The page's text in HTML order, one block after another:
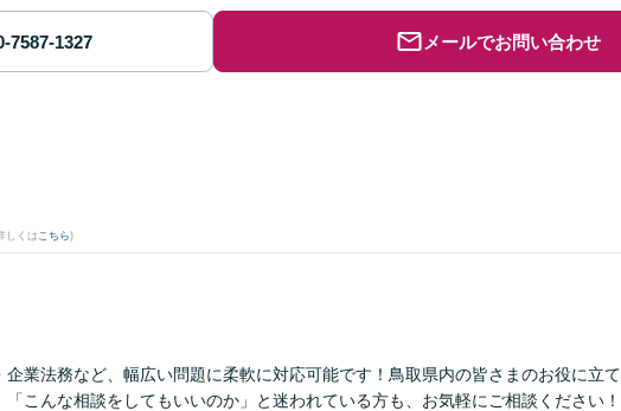
メールでお問い合わせ
しくはこちら)
業法務など、幅広い問題に柔軟に対応可能です！鳥取県内の皆さまのお役に立て
こんな相談をしてもいいのか」と迷われている方も、お気軽にご相談ください！